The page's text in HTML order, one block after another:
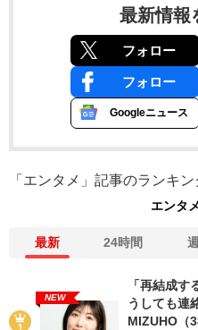
最新情報
フォロー
フォロー
Googleニュース
「エンタメ」記事のランキン
エンタメ
最新 24時間
NEW
「再結成
うしても連
MIZUHO（